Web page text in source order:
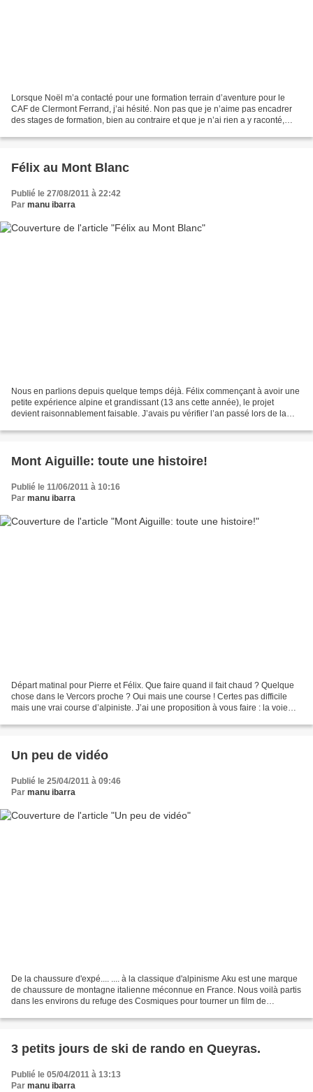
Lorsque Noël m’a contacté pour une formation terrain d’aventure pour le
CAF de Clermont Ferrand, j’ai hésité. Non pas que je n’aime pas encadrer
des stages de formation, bien au contraire et que je n’ai rien a y raconté,
Félix au Mont Blanc
Publié le 27/08/2011 à 22:42
Par manu ibarra
Nous en parlions depuis quelque temps déjà. Félix commençant à avoir une
petite expérience alpine et grandissant (13 ans cette année), le projet
devient raisonnablement faisable. J’avais pu vérifier l’an passé lors de la
Mont Aiguille: toute une histoire!
Publié le 11/06/2011 à 10:16
Par manu ibarra
Départ matinal pour Pierre et Félix. Que faire quand il fait chaud ? Quelque
chose dans le Vercors proche ? Oui mais une course ! Certes pas difficile
mais une vrai course d’alpiniste. J’ai une proposition à vous faire : la voie
Un peu de vidéo
Publié le 25/04/2011 à 09:46
Par manu ibarra
De la chaussure d'expé.... .... à la classique d'alpinisme Aku est une marque
de chaussure de montagne italienne méconnue en France. Nous voilà partis
dans les environs du refuge des Cosmiques pour tourner un film de
3 petits jours de ski de rando en Queyras.
Publié le 05/04/2011 à 13:13
Par manu ibarra